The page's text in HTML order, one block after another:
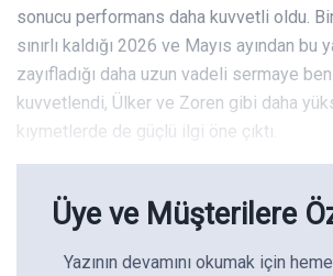
sonucu performans daha kuvvetli oldu.
sınırlı kaldığı 2026 ve Mayıs ayından
zayıfladığı daha uzun vadeli sermaye
kuvvetlendi, Ülker ve Zoren gibi daha
kıymetlerde de güçlü ilgi öne çıktı.
Üye ve Müşterilere
Yazının devamını okumak için